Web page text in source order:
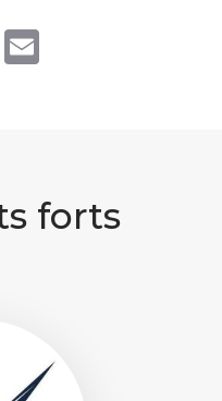
Twitter
forts